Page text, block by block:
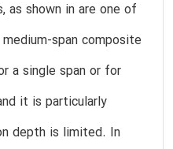
as shown in are one of
span composite
a single span or for
it is particularly
depth is limited. In